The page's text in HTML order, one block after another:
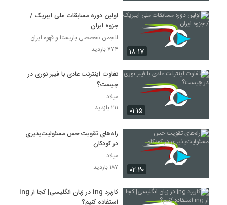
۱۸:۱۷
اولین دوره مسابقات ملی ایبریک /
جزوه ایران
انجمن تخصصی باریستا و قهوه ایران
۷۷۴ بازدید
۰۱:۱۵
تفاوت اینترنت عادی با فیبر نوری در
چیست؟
میلاد
۲۱۱ بازدید
۰۲:۲۰
راه‌های تقویت حس مسئولیت‌پذیری
در کودکان
میلاد
۱۸۷ بازدید
کاربرد ing در زبان انگلیسی| کجا از ing
استفاده کنیم؟